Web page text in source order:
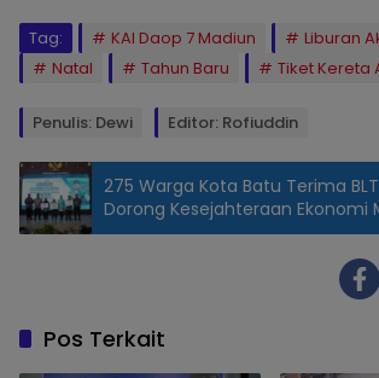
Tag: KAI Daop 7 Madiun
Liburan
Natal
Tahun Baru Tiket Kereta
Penulis: Dewi Editor: Rofiuddin
Access by
275 Warga Kota Batu Terima BLT
Dorong Kesejahteraan Ekonomi
Pos Terkait